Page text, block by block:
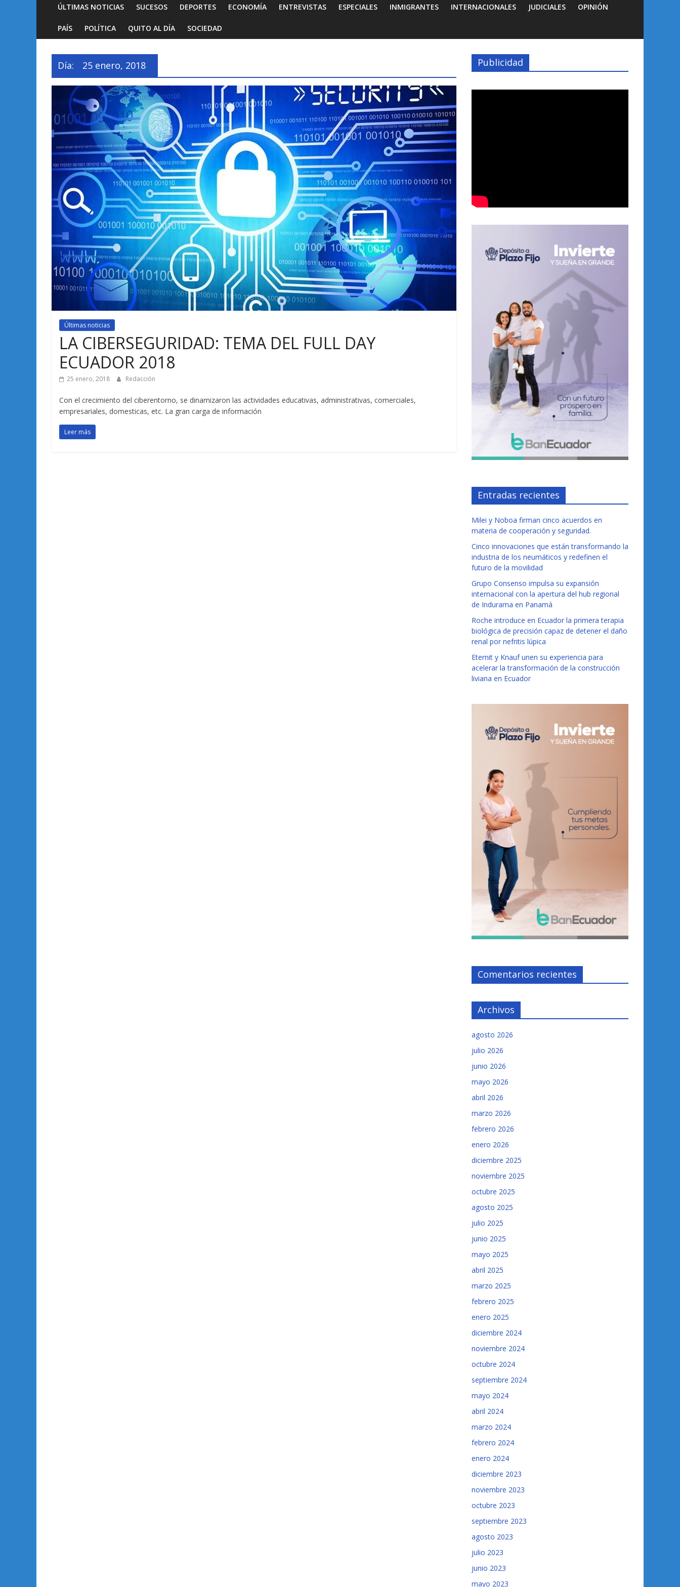
ÚLTIMAS NOTICIAS SUCESOS DEPORTES ECONOMÍA ENTREVISTAS ESPECIALES INMIGRANTES INTERNACIONALES JUDICIALES OPINIÓN
PAÍS POLÍTICA QUITO AL DÍA SOCIEDAD
Día: 25 enero, 2018
Últimas noticias
LA CIBERSEGURIDAD: TEMA DEL FULL DAY
ECUADOR 2018
25 enero, 2018 Redacción
Con el crecimiento del ciberentorno, se dinamizaron las actividades educativas, administrativas, comerciales,
empresariales, domesticas, etc. La gran carga de información
Leer más
Publicidad
Entradas recientes
Milei y Noboa firman cinco acuerdos en
materia de cooperación y seguridad.
Cinco innovaciones que están transformando la
industria de los neumáticos y redefinen el
futuro de la movilidad
Grupo Consenso impulsa su expansión
internacional con la apertura del hub regional
de Indurama en Panamá
Roche introduce en Ecuador la primera terapia
biológica de precisión capaz de detener el daño
renal por nefritis lúpica
Eternit y Knauf unen su experiencia para
acelerar la transformación de la construcción
liviana en Ecuador
Comentarios recientes
Archivos
agosto 2026
julio 2026
junio 2026
mayo 2026
abril 2026
marzo 2026
febrero 2026
enero 2026
diciembre 2025
noviembre 2025
octubre 2025
agosto 2025
julio 2025
junio 2025
mayo 2025
abril 2025
marzo 2025
febrero 2025
enero 2025
diciembre 2024
noviembre 2024
octubre 2024
septiembre 2024
mayo 2024
abril 2024
marzo 2024
febrero 2024
enero 2024
diciembre 2023
noviembre 2023
octubre 2023
septiembre 2023
agosto 2023
julio 2023
junio 2023
mayo 2023